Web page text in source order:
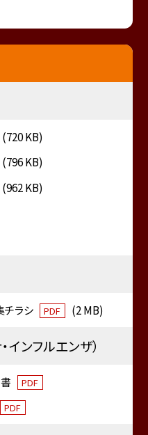
(720 KB)
(796 KB)
(962 KB)
チラシ PDF (2 MB)
ンフルエンザ）
PDF
PDF